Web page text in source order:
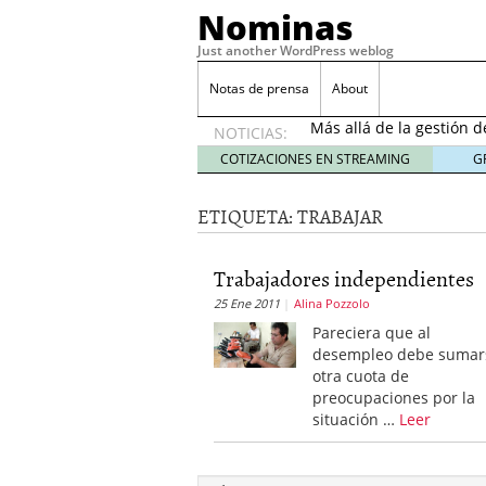
Nominas
Just another WordPress weblog
Notas de prensa About
NOTICIAS:
Desempleo Colombia
Más allá de la gestión
Una digitalización
en el sector financiero
Consejos para el
Más allá de la gestión
COTIZACIONES EN STREAMING
ETIQUETA:TRABAJAR
Trabajadores independientes
25 Ene 2011 Alina Pozzolo
Pareciera que al
desempleo debe
otra cuota de
preocupaciones por la
situación … Leer